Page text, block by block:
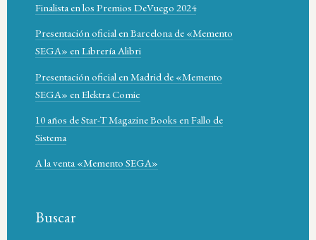
Finalista en los Premios DeVuego 2024
Presentación oficial en Barcelona de «Memento
SEGA» en Librería Alibri
Presentación oficial en Madrid de «Memento
SEGA» en Elektra Comic
10 años de Star-T Magazine Books en Fallo de
Sistema
A la venta «Memento SEGA»
Buscar